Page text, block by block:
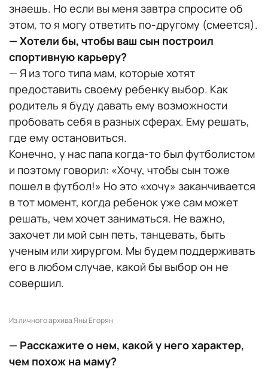
знаешь. Но если вы меня завтра спросите об
этом, то я могу ответить по-другому (смеется).
— Хотели бы, чтобы ваш сын построил
спортивную карьеру?
— Я из того типа мам, которые хотят
предоставить своему ребенку выбор. Как
родитель я буду давать ему возможности
пробовать себя в разных сферах. Ему решать,
где ему остановиться.
Конечно, у нас папа когда-то был футболистом
и поэтому говорил: «Хочу, чтобы сын тоже
пошел в футбол!» Но это «хочу» заканчивается
в тот момент, когда ребенок уже сам может
решать, чем хочет заниматься. Не важно,
захочет ли мой сын петь, танцевать, быть
ученым или хирургом. Мы будем поддерживать
его в любом случае, какой бы выбор он не
совершил.
Из личного архива Яны Егорян
— Расскажите о нем, какой у него характер,
чем похож на маму?